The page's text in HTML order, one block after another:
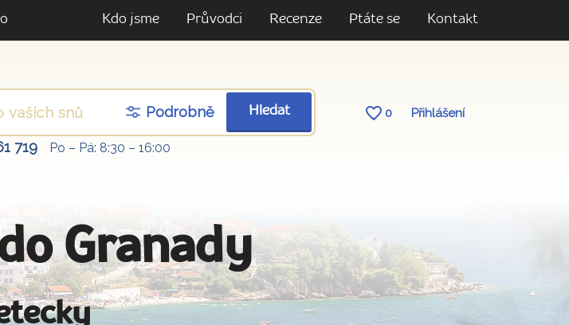
Kdo jsme Průvodci Recenze Ptáte se Kontakt
Podrobně Hledat 0 Přihlášení
719 Po – Pá: 8:30 – 16:00
Granady